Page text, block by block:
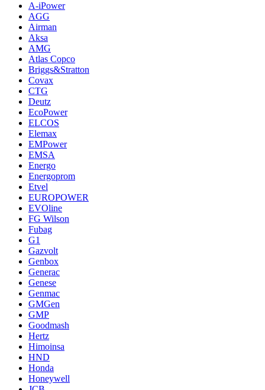
A-iPower
AGG
Airman
Aksa
AMG
Atlas Copco
Briggs&Stratton
Covax
CTG
Deutz
EcoPower
ELCOS
Elemax
EMPower
EMSA
Energo
Energoprom
Etvel
EUROPOWER
EVOline
FG Wilson
Fubag
G1
Gazvolt
Genbox
Generac
Genese
Genmac
GMGen
GMP
Goodmash
Hertz
Himoinsa
HND
Honda
Honeywell